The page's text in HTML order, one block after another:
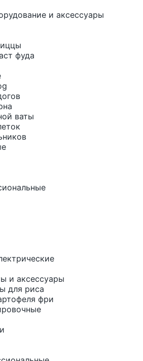
и аксессуары
фуда
ваты
и аксессуары
для риса
фри